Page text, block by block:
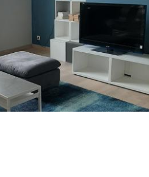
avec douche et lavabo individuels.